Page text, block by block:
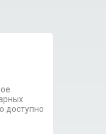
доступно